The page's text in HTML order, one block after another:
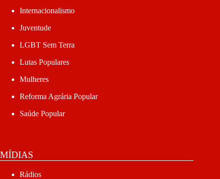
Internacionalismo
Juventude
LGBT Sem Terra
Lutas Populares
Mulheres
Reforma Agrária Popular
Saúde Popular
MÍDIAS
Rádios